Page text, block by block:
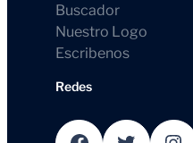
Buscador
Nuestro Logo
Escribenos
Redes